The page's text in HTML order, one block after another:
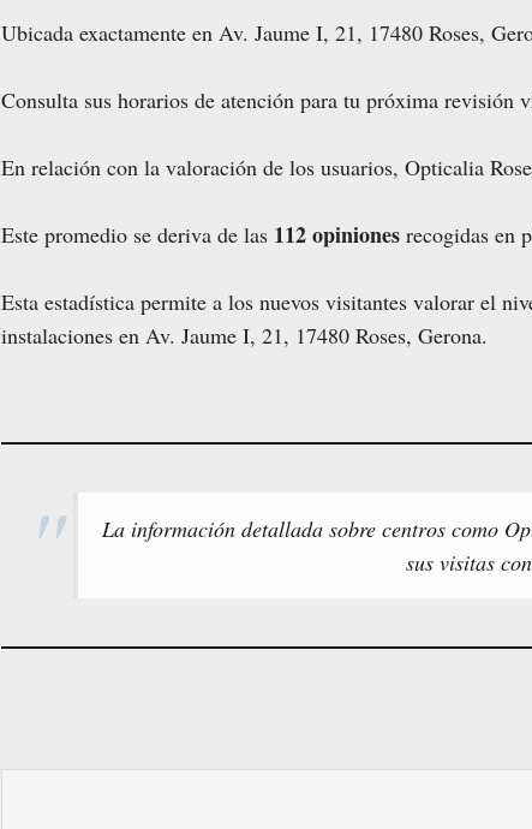
Ubicada exactamente en Av. Jaume I, 21, 17480 Roses,
Consulta sus horarios de atención para tu próxima revisión
En relación con la valoración de los usuarios, Opticalia
Este promedio se deriva de las 112 opiniones recogidas en
Esta estadística permite a los nuevos visitantes valorar el
instalaciones en Av. Jaume I, 21, 17480 Roses, Gerona.
La información detallada sobre centros como
sus visitas